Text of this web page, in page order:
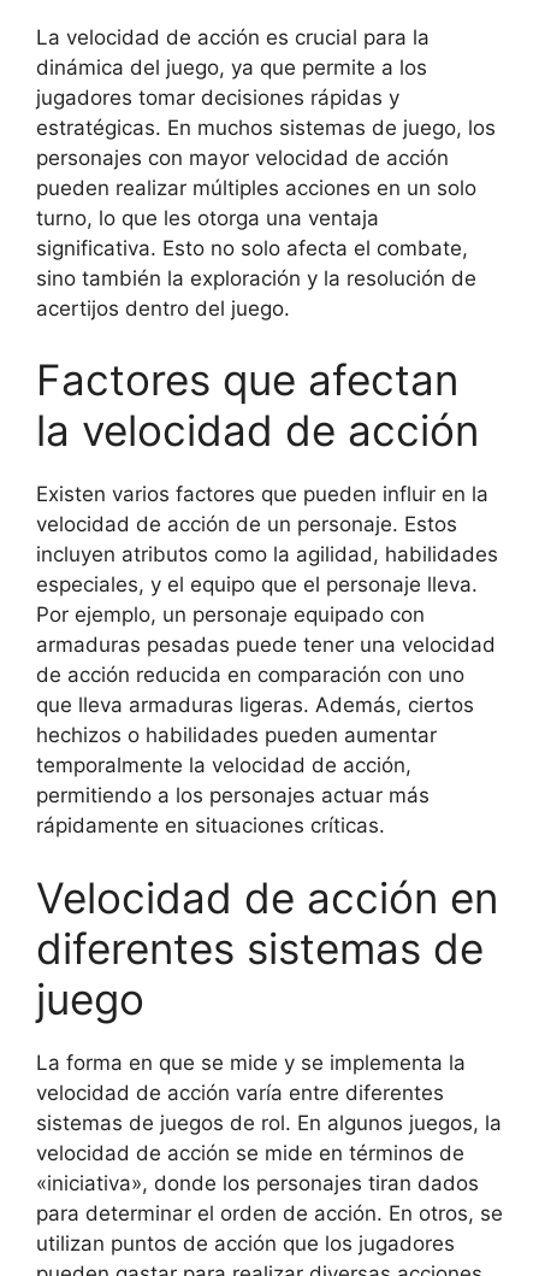
La velocidad de acción es crucial para la
dinámica del juego, ya que permite a los
jugadores tomar decisiones rápidas y
estratégicas. En muchos sistemas de juego, los
personajes con mayor velocidad de acción
pueden realizar múltiples acciones en un solo
turno, lo que les otorga una ventaja
significativa. Esto no solo afecta el combate,
sino también la exploración y la resolución de
acertijos dentro del juego.
Factores que afectan
la velocidad de acción
Existen varios factores que pueden influir en la
velocidad de acción de un personaje. Estos
incluyen atributos como la agilidad, habilidades
especiales, y el equipo que el personaje lleva.
Por ejemplo, un personaje equipado con
armaduras pesadas puede tener una velocidad
de acción reducida en comparación con uno
que lleva armaduras ligeras. Además, ciertos
hechizos o habilidades pueden aumentar
temporalmente la velocidad de acción,
permitiendo a los personajes actuar más
rápidamente en situaciones críticas.
Velocidad de acción en
diferentes sistemas de
juego
La forma en que se mide y se implementa la
velocidad de acción varía entre diferentes
sistemas de juegos de rol. En algunos juegos, la
velocidad de acción se mide en términos de
«iniciativa», donde los personajes tiran dados
para determinar el orden de acción. En otros, se
utilizan puntos de acción que los jugadores